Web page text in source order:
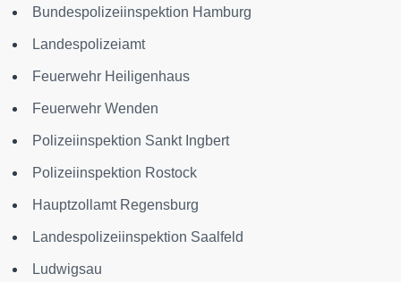
Bundespolizeiinspektion Hamburg
Landespolizeiamt
Feuerwehr Heiligenhaus
Feuerwehr Wenden
Polizeiinspektion Sankt Ingbert
Polizeiinspektion Rostock
Hauptzollamt Regensburg
Landespolizeiinspektion Saalfeld
Ludwigsau